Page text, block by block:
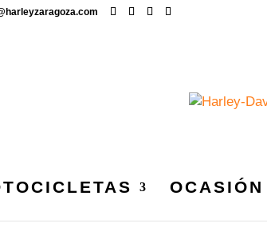
OCASIÓN